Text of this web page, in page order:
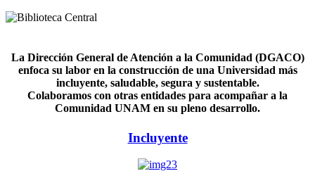
La Dirección General de Atención a la Comunidad (DGACO)
enfoca su labor en la construcción de una Universidad más
incluyente, saludable, segura y sustentable.
Colaboramos con otras entidades para acompañar a la
Comunidad UNAM en su pleno desarrollo.
Incluyente